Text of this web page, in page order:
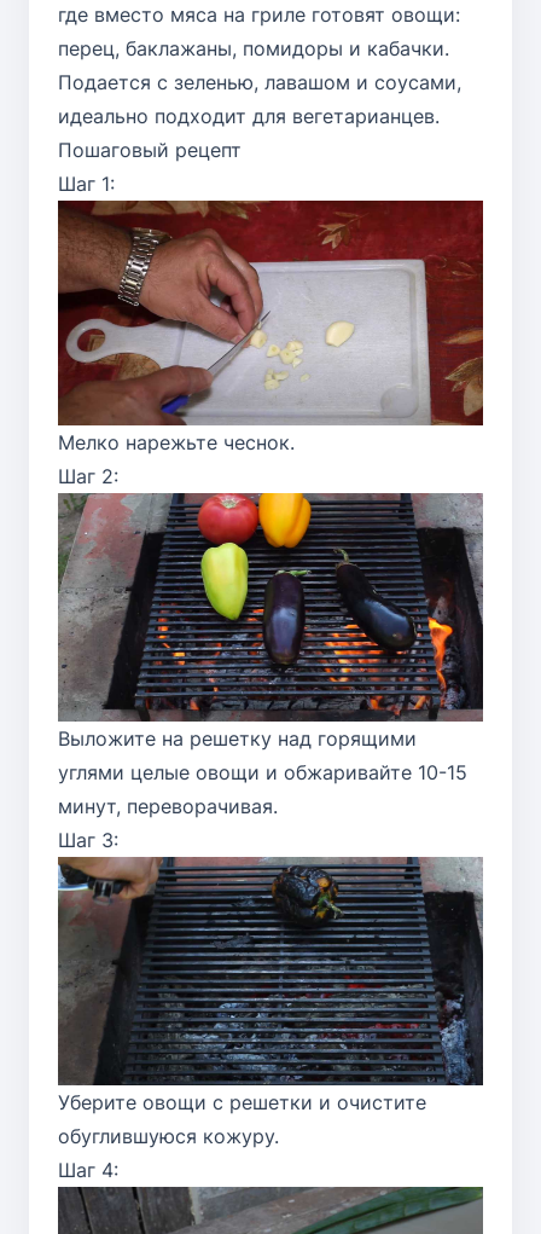
где вместо мяса на гриле готовят овощи:
перец, баклажаны, помидоры и кабачки.
Подается с зеленью, лавашом и соусами,
идеально подходит для вегетарианцев.
Пошаговый рецепт
Шаг 1:
Мелко нарежьте чеснок.
Шаг 2:
Выложите на решетку над горящими
углями целые овощи и обжаривайте 10-15
минут, переворачивая.
Шаг 3:
Уберите овощи с решетки и очистите
обуглившуюся кожуру.
Шаг 4: